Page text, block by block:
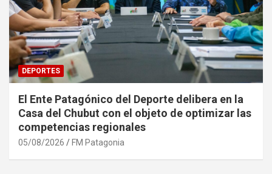
DEPORTES
El Ente Patagónico del Deporte delibera en la
Casa del Chubut con el objeto de optimizar las
competencias regionales
05/08/2026 FM Patagonia